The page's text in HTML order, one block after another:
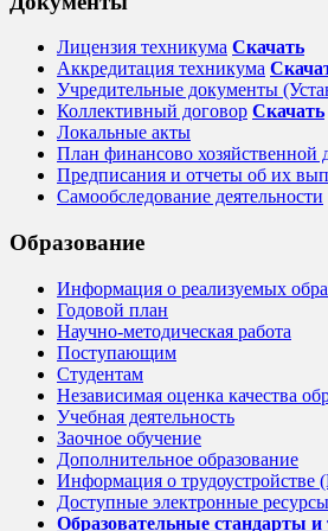
Лицензия техникума Скачать
Аккредитация техникума
Учредительные документы
Коллективный договор Cкачать
Локальные акты
План финансово хозяйственной
Предписания и отчеты об их
Самообследование деятельности
Образование
Информация о реализуемых
Годовой план
Научно-методическая работа
Поступающим
Студентам
Независимая оценка качества
Учебная деятельность
Заочное обучение
Дополнительное образование
Информация о трудоустройстве
Доступные электронные ресурсы
Образовательные стандарты и